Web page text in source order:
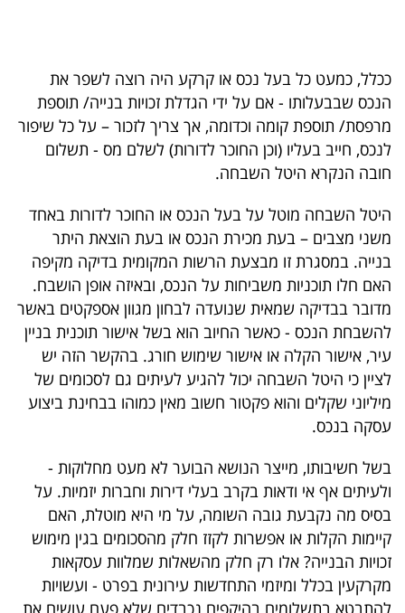
הכלכלי
פודקאסט
40
40
שיתופי
פעולה
דרושים
מייל
אדום
ככלל, כמעט כל בעל נכס או קרקע היה רוצה לשפר את
הנכס שבבעלותו - אם על ידי הגדלת זכויות בנייה/ תוספת
מרפסת/ תוספת קומה וכדומה, אך צריך לזכור – על כל שיפור
לנכס, חייב בעליו (וכן החוכר לדורות) לשלם מס - תשלום
חובה הנקרא היטל השבחה.
היטל השבחה מוטל על בעל הנכס או החוכר לדורות באחד
משני מצבים – בעת מכירת הנכס או בעת הוצאת היתר
בנייה. במסגרת זו מבצעת הרשות המקומית בדיקה מקיפה
האם חלו תוכניות משביחות על הנכס, ובאיזה אופן הושבח.
מדובר בבדיקה שמאית שנועדה לבחון מגוון אספקטים באשר
להשבחת הנכס - כאשר החיוב הוא בשל אישור תוכנית בניין
עיר, אישור הקלה או אישור שימוש חורג. בהקשר הזה יש
לציין כי היטל השבחה יכול להגיע לעיתים גם לסכומים של
מיליוני שקלים והוא פקטור חשוב מאין כמוהו בבחינת ביצוע
עסקה בנכס.
בשל חשיבותו, מייצר הנושא הבוער לא מעט מחלוקות -
ולעיתים אף אי ודאות בקרב בעלי דירות וחברות יזמיות. על
בסיס מה נקבעת גובה השומה, על מי היא מוטלת, האם
קיימות הקלות או אפשרות לקזז חלק מהסכומים בגין מימוש
זכויות הבנייה? אלו רק חלק מהשאלות שמלוות עסקאות
מקרקעין בכלל ומיזמי התחדשות עירונית בפרט - ועשויות
להתבטא בתשלומים בהיקפים נכבדים שלא פעם עושים את